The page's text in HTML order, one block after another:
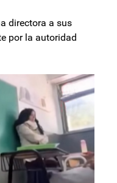
directora a sus
por la autoridad